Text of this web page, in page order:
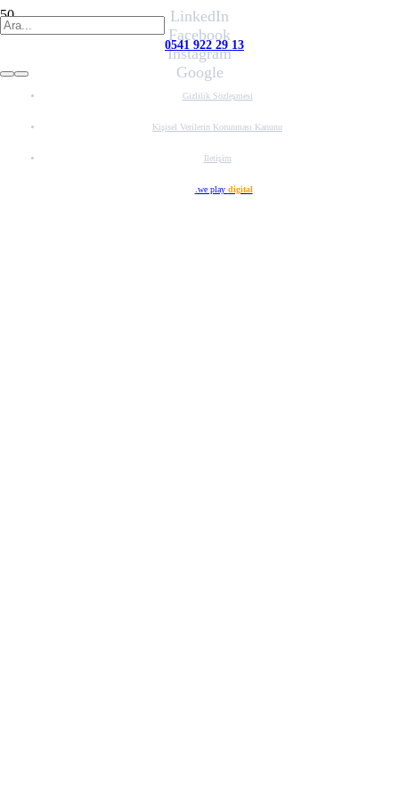
0541 922 29 13
LinkedIn
Facebook
Instagram
Google
Gizlilik Sözleşmesi
Kişisel Verilerin Korunması Kanunu
İletişim
.we play digital